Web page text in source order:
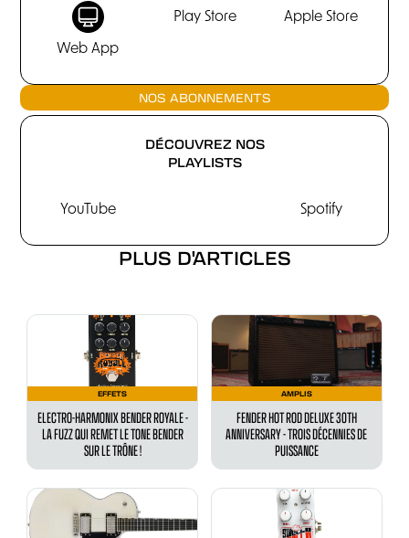
Web App
Play Store Apple Store
NOS ABONNEMENTS
DÉCOUVREZ NOS
PLAYLISTS
YouTube Spotify
PLUS D'ARTICLES
EFFETS
ELECTRO-HARMONIX BENDER ROYALE -
LA FUZZ QUI REMET LE TONE BENDER
SUR LE TRÔNE !
AMPLIS
FENDER HOT ROD DELUXE 30TH
ANNIVERSARY - TROIS DÉCENNIES DE
PUISSANCE